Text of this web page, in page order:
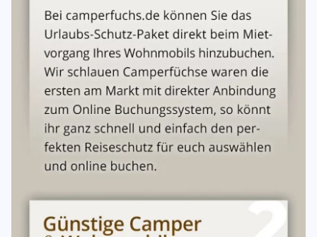
vereinbarte Anzahlung auf den Mietpreis bezahlt hat. Die
Anzahlung richtet sich je nach Mietdauer, beläuft sich
jedoch auf mindestens 500,00 EURO. Bei Rücktritt vom
Vertrag durch den Mieter vor dem vereinbarten Mietbeginn
sind die folgenden Anteile des vereinbarten Mietpreises
laut Mietvertrag plus Bearbeitungsgebühr i.H.v. 150,00
EUR zu zahlen: Rücktritt bis 51 Tage vor dem 1. Miettag
25%, bis 15 Tage 50%, weniger als 14 Tage 80%, erst zum
Tag des vereinbarten Mietbeginns 100%. Der
Schadenersatz ist niedriger anzusetzen oder entfällt, wenn
Schadens nachweist. Der Schadenersatz ist höher
nachweist. Der Mieter ist berechtigt, einen Ersatzmieter zu